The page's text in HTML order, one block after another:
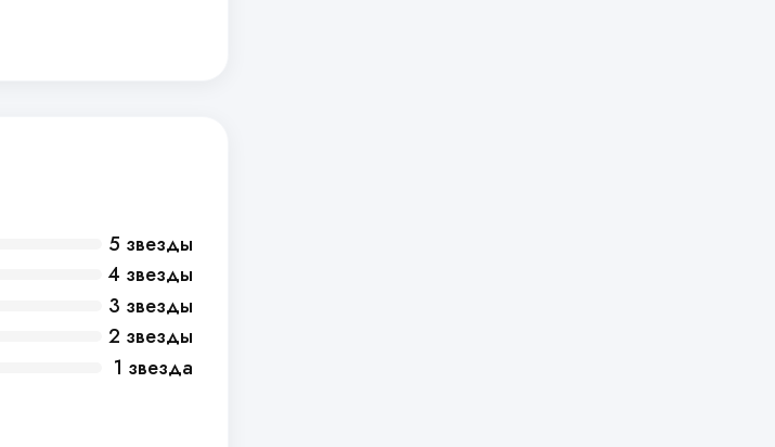
5 звезды
4 звезды
3 звезды
2 звезды
1 звезда